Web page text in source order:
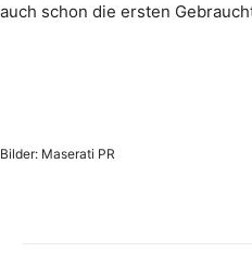
auch schon die ersten
Bilder: Maserati PR